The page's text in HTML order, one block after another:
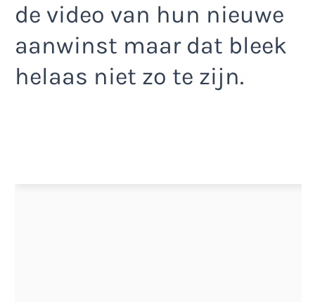
de video van hun nieuwe
aanwinst maar dat bleek
helaas niet zo te zijn.